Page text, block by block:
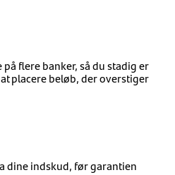
flere banker, så du stadig er
placere beløb, der overstiger
dine indskud, før garantien